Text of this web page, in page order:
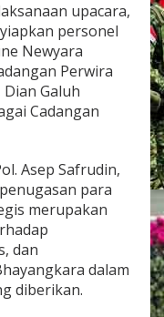
upacara,
personel
Newyara
Perwira
Galuh
Cadangan
Asep Safrudin,
para
merupakan
dan
dalam
diberikan.